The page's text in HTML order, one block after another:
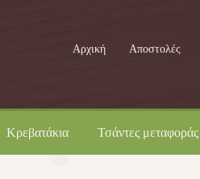
Αρχική Αποστολές
Κρεβατάκια Τσάντες μεταφοράς